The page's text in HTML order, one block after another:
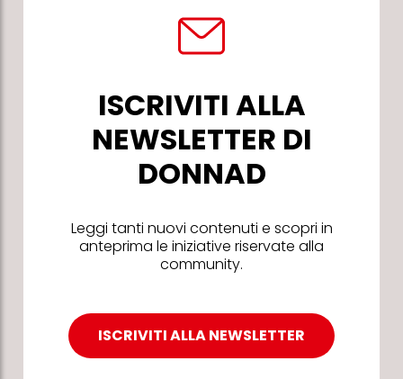
ISCRIVITI ALLA
NEWSLETTER DI
DONNAD
Leggi tanti nuovi contenuti e scopri in
anteprima le iniziative riservate alla
community.
ISCRIVITI ALLA NEWSLETTER